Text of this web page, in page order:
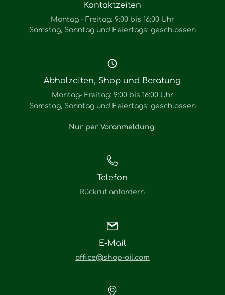
Kontaktzeiten
Montag - Freitag: 9:00 bis 16:00 Uhr
Samstag, Sonntag und Feiertags: geschlossen
Abholzeiten, Shop und Beratung
Montag- Freitag: 9:00 bis 16:00 Uhr
Samstag, Sonntag und Feiertags: geschlossen
Nur per Voranmeldung!
Telefon
Rückruf anfordern
E-Mail
office@shop-oil.com